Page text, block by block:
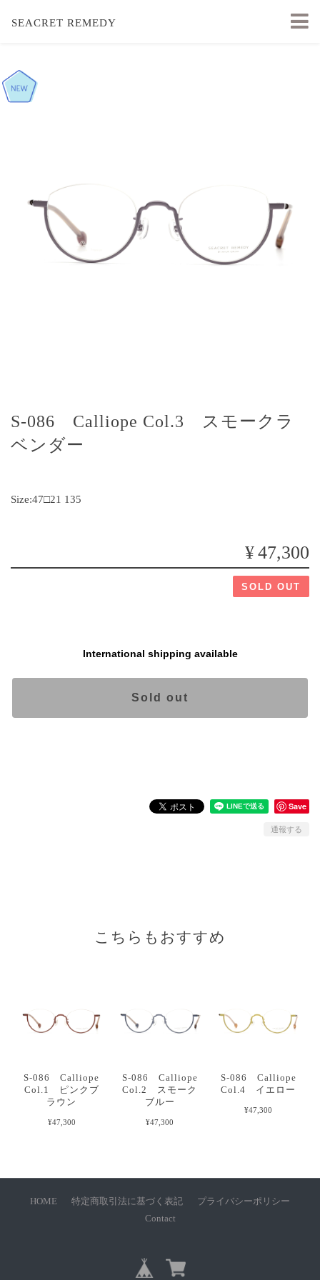
SEACRET REMEDY
S-086 Calliope Col.3 スモークラ
ベンダー
Size:47□21 135
¥47,300
SOLD OUT
International shipping available
Sold out
Save
通報する
こちらもおすすめ
S-086 Calliope
Col.1 ピンクブ
ラウン
¥47,300
S-086 Calliope
Col.2 スモーク
ブルー
¥47,300
S-086 Calliope
Col.4 イエロー
¥47,300
HOME 特定商取引法に基づく表記
プライバシーポリシー
Contact